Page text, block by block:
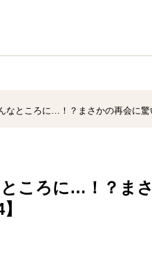
なところに…！？まさかの再会に
ころに…！？ま